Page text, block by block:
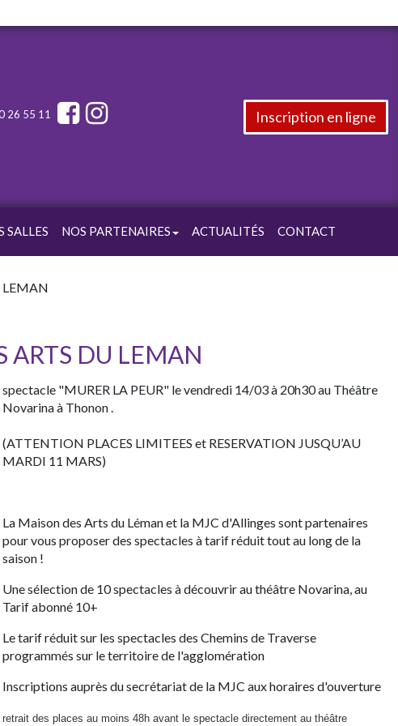
26 55 11 Inscription en ligne
SALLES NOS PARTENAIRES ACTUALITÉS CONTACT
LEMAN
ARTS DU LEMAN
spectacle "MURER LA PEUR" le vendredi 14/03 à 20h30 au Théâtre
Novarina à Thonon .
(ATTENTION PLACES LIMITEES et RESERVATION JUSQU’AU
MARDI 11 MARS)
La Maison des Arts du Léman et la MJC d'Allinges sont partenaires
pour vous proposer des spectacles à tarif réduit tout au long de la
saison !
Une sélection de 10 spectacles à découvrir au théâtre Novarina, au
Tarif abonné 10+
Le tarif réduit sur les spectacles des Chemins de Traverse
programmés sur le territoire de l'agglomération
Inscriptions auprès du secrétariat de la MJC aux horaires d'ouverture
retrait des places au moins 48h avant le spectacle directement au théâtre